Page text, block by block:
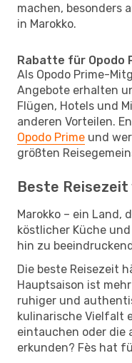
machen, besonders
in Marokko.
Rabatte für Opodo
Als Opodo Prime-
Angebote erhalten
Flügen, Hotels und
anderen Vorteilen.
Opodo Prime und
größten
Beste Reisezeit
Marokko – ein Land,
köstlicher Küche
hin zu
Die beste Reisezeit
Hauptsaison ist
ruhiger und
kulinarische Vielfalt
eintauchen oder die
erkunden? Fès hat